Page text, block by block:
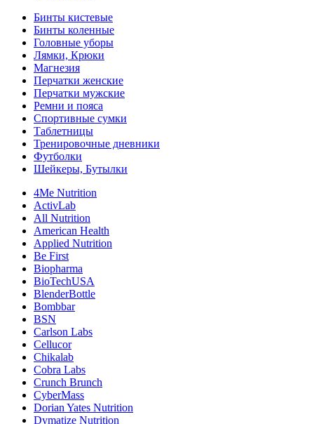
Бинты кистевые
Бинты коленные
Головные уборы
Лямки, Крюки
Магнезия
Перчатки женские
Перчатки мужские
Ремни и пояса
Спортивные сумки
Таблетницы
Тренировочные дневники
Футболки
Шейкеры, Бутылки
4Me Nutrition
ActivLab
All Nutrition
American Health
Applied Nutrition
Be First
Biopharma
BioTechUSA
BlenderBottle
Bombbar
BSN
Carlson Labs
Cellucor
Chikalab
Cobra Labs
Crunch Brunch
CyberMass
Dorian Yates Nutrition
Dymatize Nutrition